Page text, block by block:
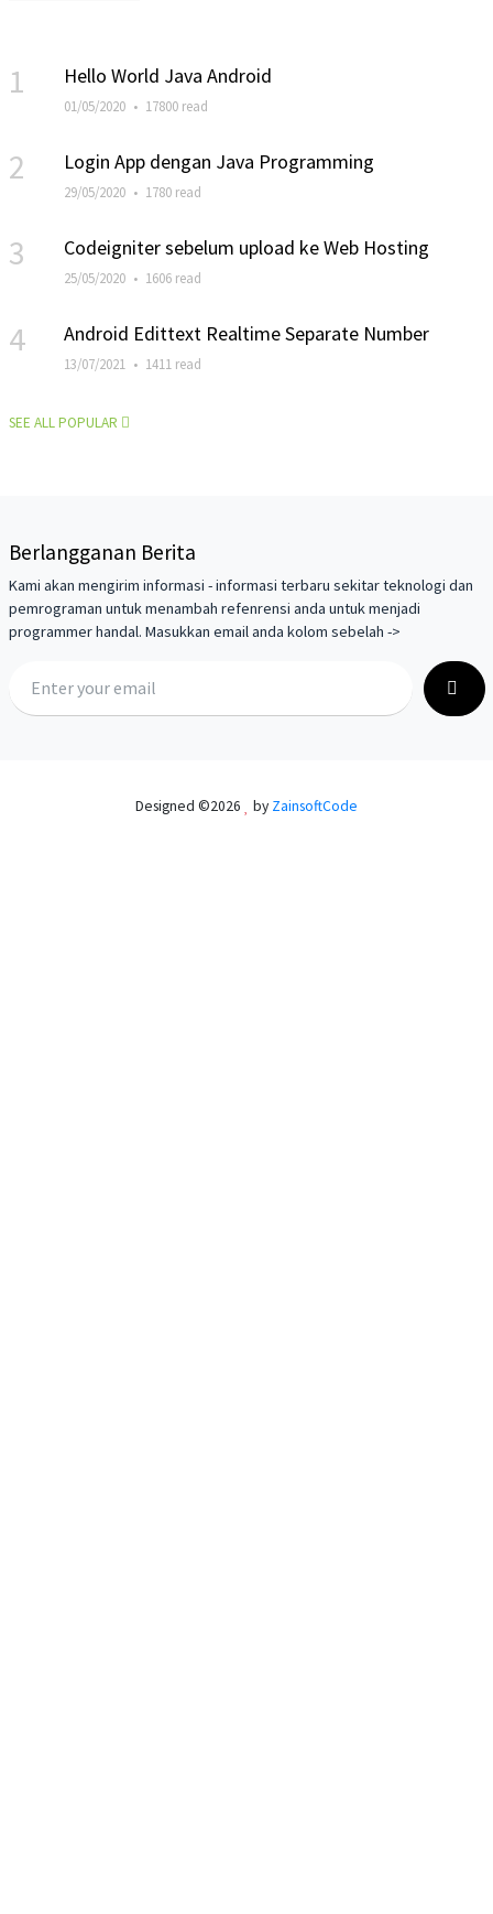
1 Hello World Java Android
01/05/2020 • 17800 read
2 Login App dengan Java Programming
29/05/2020 • 1780 read
3 Codeigniter sebelum upload ke Web Hosting
25/05/2020 • 1606 read
4 Android Edittext Realtime Separate Number
13/07/2021 • 1411 read
SEE ALL POPULAR
Berlangganan Berita
Kami akan mengirim informasi - informasi terbaru sekitar teknologi dan
pemrograman untuk menambah refenrensi anda untuk menjadi
programmer handal. Masukkan email anda kolom sebelah ->
Designed ©2026 by ZainsoftCode